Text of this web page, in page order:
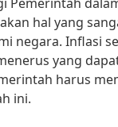
hal yang
negara. Inflasi
yang
harus
ini.